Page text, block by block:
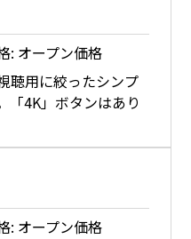
: オープン価格
聴用に絞ったシンプ
「4K」ボタンはあり
: オープン価格